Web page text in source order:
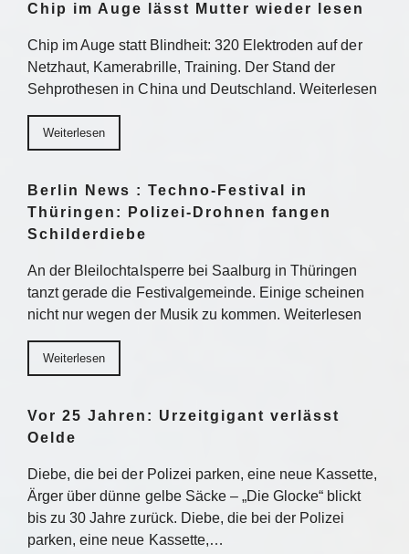
Chip im Auge lässt Mutter wieder lesen
Chip im Auge statt Blindheit: 320 Elektroden auf der
Netzhaut, Kamerabrille, Training. Der Stand der
Sehprothesen in China und Deutschland. Weiterlesen
Weiterlesen
Berlin News : Techno-Festival in
Thüringen: Polizei-Drohnen fangen
Schilderdiebe
An der Bleilochtalsperre bei Saalburg in Thüringen
tanzt gerade die Festivalgemeinde. Einige scheinen
nicht nur wegen der Musik zu kommen. Weiterlesen
Weiterlesen
Vor 25 Jahren: Urzeitgigant verlässt
Oelde
Diebe, die bei der Polizei parken, eine neue Kassette,
Ärger über dünne gelbe Säcke – „Die Glocke“ blickt
bis zu 30 Jahre zurück. Diebe, die bei der Polizei
parken, eine neue Kassette,…